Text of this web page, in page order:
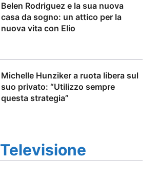
Belen Rodriguez e la sua nuova
casa da sogno: un attico per la
nuova vita con Elio
Michelle Hunziker a ruota libera sul
suo privato: “Utilizzo sempre
questa strategia”
Televisione